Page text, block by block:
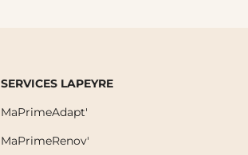
SERVICES LAPEYRE
MaPrimeAdapt'
MaPrimeRenov'